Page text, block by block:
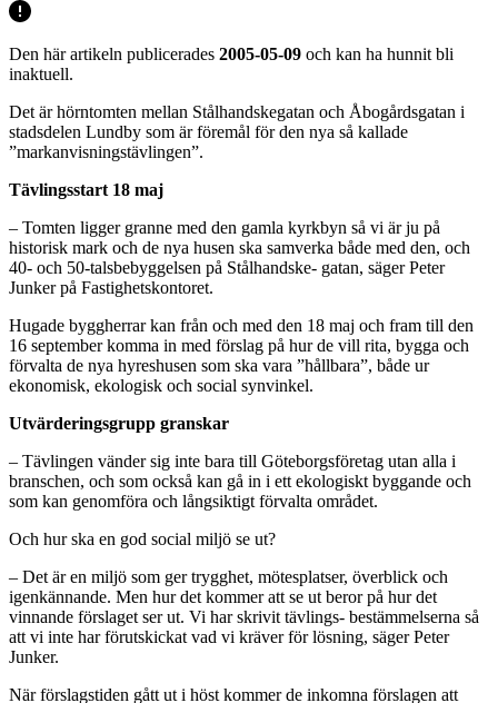
Den här artikeln publicerades 2005-05-09 och kan ha hunnit bli
inaktuell.
Det är hörntomten mellan Stålhandskegatan och Åbogårdsgatan i
stadsdelen Lundby som är föremål för den nya så kallade
”markanvisningstävlingen”.
Tävlingsstart 18 maj
– Tomten ligger granne med den gamla kyrkbyn så vi är ju på
historisk mark och de nya husen ska samverka både med den, och
40- och 50-talsbebyggelsen på Stålhandske- gatan, säger Peter
Junker på Fastighetskontoret.
Hugade byggherrar kan från och med den 18 maj och fram till den
16 september komma in med förslag på hur de vill rita, bygga och
förvalta de nya hyreshusen som ska vara ”hållbara”, både ur
ekonomisk, ekologisk och social synvinkel.
Utvärderingsgrupp granskar
– Tävlingen vänder sig inte bara till Göteborgsföretag utan alla i
branschen, och som också kan gå in i ett ekologiskt byggande och
som kan genomföra och långsiktigt förvalta området.
Och hur ska en god social miljö se ut?
– Det är en miljö som ger trygghet, mötesplatser, överblick och
igenkännande. Men hur det kommer att se ut beror på hur det
vinnande förslaget ser ut. Vi har skrivit tävlings- bestämmelserna så
att vi inte har förutskickat vad vi kräver för lösning, säger Peter
Junker.
När förslagstiden gått ut i höst kommer de inkomna förslagen att